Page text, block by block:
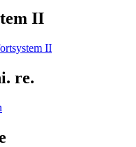
II
II
re.